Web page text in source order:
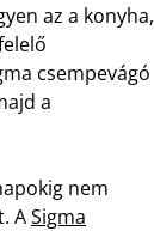
az a konyha,
csempevágó
a
nem
ASigma